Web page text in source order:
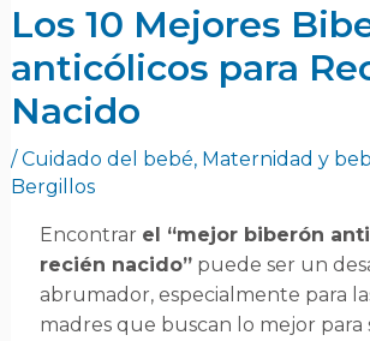
Los 10 Mejores
anticólicos para
Nacido
/Cuidado del bebé, Maternidad y
Bergillos
Encontrar el “mejor biberón
recién nacido”puede ser un
abrumador, especialmente para
madres que buscan lo mejor para